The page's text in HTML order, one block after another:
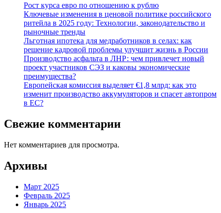
Рост курса евро по отношению к рублю
Ключевые изменения в ценовой политике российского
ритейла в 2025 году: Технологии, законодательство и
рыночные тренды
Льготная ипотека для медработников в селах: как
решение кадровой проблемы улучшит жизнь в России
Производство асфальта в ЛНР: чем привлечет новый
проект участников СЭЗ и каковы экономические
преимущества?
Европейская комиссия выделяет €1,8 млрд: как это
изменит производство аккумуляторов и спасет автопром
в ЕС?
Свежие комментарии
Нет комментариев для просмотра.
Архивы
Март 2025
Февраль 2025
Январь 2025